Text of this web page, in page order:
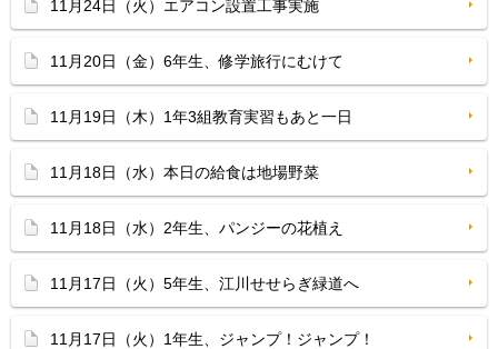
11月24日（火）エアコン設置工事実施
11月20日（金）6年生、修学旅行にむけて
11月19日（木）1年3組教育実習もあと一日
11月18日（水）本日の給食は地場野菜
11月18日（水）2年生、パンジーの花植え
11月17日（火）5年生、江川せせらぎ緑道へ
11月17日（火）1年生、ジャンプ！ジャンプ！